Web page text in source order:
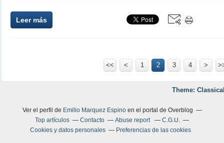
Leer más
<< < 1 2 3 4 >
Theme:
Ver el perfil de Emilio Marquez Espinoen el portal de Overblog
Top artículos
Contacto Abuse report
C.G.U.
Cookies y datos personales
Preferencias de las cookies